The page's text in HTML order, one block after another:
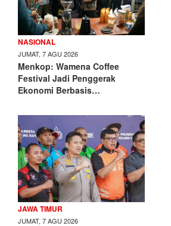
NASIONAL
JUMAT, 7 AGU 2026
Menkop: Wamena Coffee
Festival Jadi Penggerak
Ekonomi Berbasis…
JAWA TIMUR
JUMAT, 7 AGU 2026